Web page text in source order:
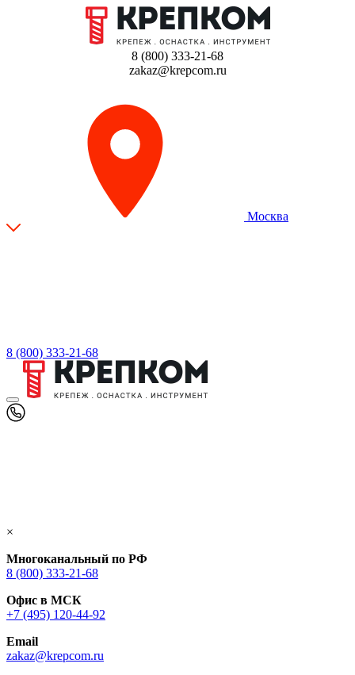
8 (800) 333-21-68
zakaz@krepcom.ru
Москва
8 (800) 333-21-68
×
Многоканальный по РФ
8 (800) 333‑21-68
Офис в МСК
+7 (495) 120-44-92
Email
zakaz@krepcom.ru